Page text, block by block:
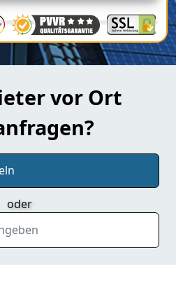
vor Ort
oder